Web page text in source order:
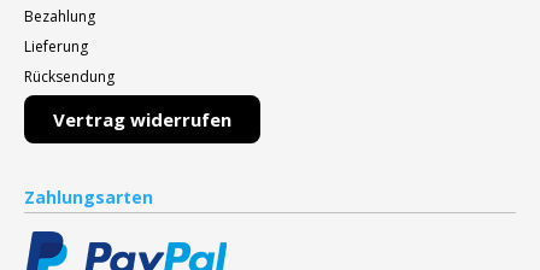
Bezahlung
Lieferung
Rücksendung
Vertrag widerrufen
Zahlungsarten